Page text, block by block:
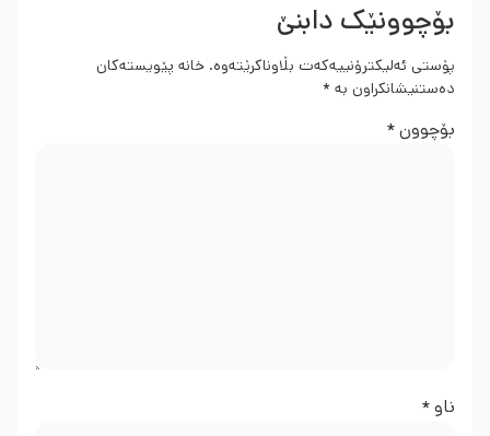
بۆچوونێک دابنێ
پۆستی ئەلیکترۆنییەکەت بڵاوناکرێتەوە. خانە پێویستەکان
دەستنیشانکراون بە *
بۆچوون*
ناو*